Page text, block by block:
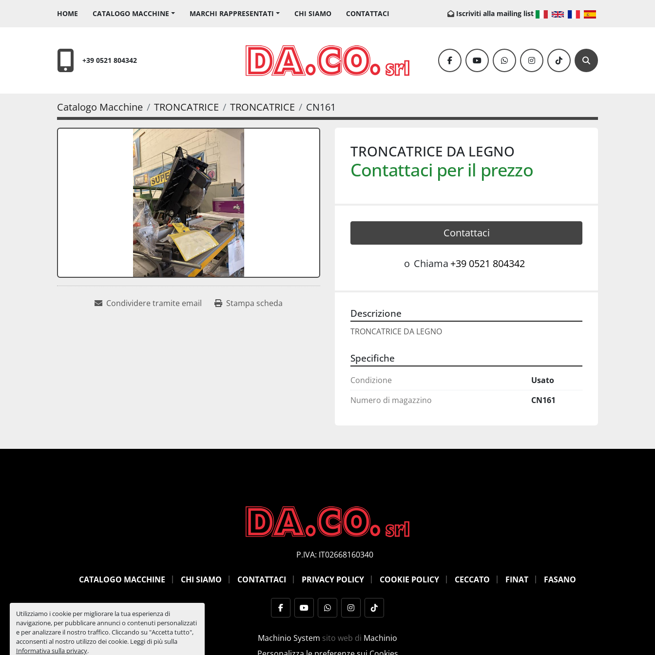
Utilizziamo i cookie per migliorare la tua esperienza di
navigazione, per pubblicare annunci o contenuti personalizzati
e per analizzare il nostro traffico. Cliccando su "Accetta tutto",
acconsenti al nostro utilizzo dei cookie. Leggi di più sulla
Informativa sulla privacy.
HOME CATALOGO MACCHINE MARCHI RAPPRESENTATI CHI SIAMO CONTATTACI Iscriviti alla mailing list
+39 0521 804342 facebookyoutubewhatsappinstagramtiktok Cerca
Catalogo Macchine TRONCATRICE TRONCATRICE CN161
Condividere tramite email Stampa scheda
TRONCATRICE DA LEGNO
Contattaci per il prezzo
Contattaci
o Chiama +39 0521 804342
Descrizione
TRONCATRICE DA LEGNO
Specifiche
Condizione
Usato
Numero di magazzino
CN161
P.IVA: IT02668160340
CATALOGO MACCHINE CHI SIAMO CONTATTACI PRIVACY POLICY COOKIE POLICY CECCATO FINAT FASANO
facebookyoutubewhatsappinstagram
tiktok
Machinio System sito web di Machinio